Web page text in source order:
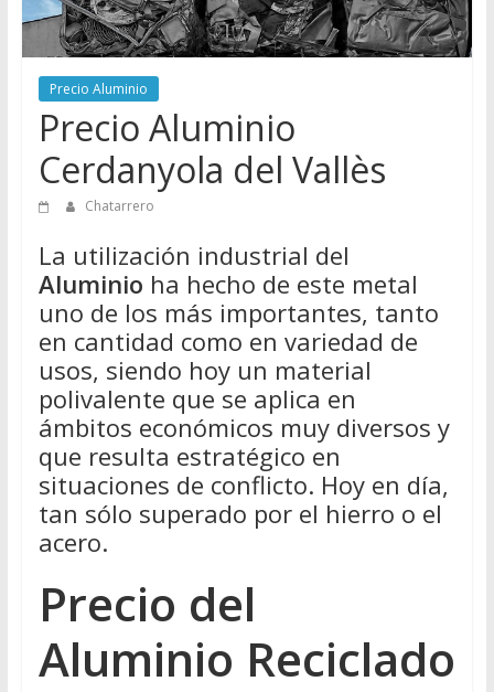
Directorio
Chatarreros
para
vender
Chatarra
Precio Aluminio
Precio Aluminio
Cerdanyola del Vallès
Chatarrero
La utilización industrial del
Aluminio ha hecho de este metal
uno de los más importantes, tanto
en cantidad como en variedad de
usos, siendo hoy un material
polivalente que se aplica en
ámbitos económicos muy diversos y
que resulta estratégico en
situaciones de conflicto. Hoy en día,
tan sólo superado por el hierro o el
acero.
Precio del
Aluminio Reciclado